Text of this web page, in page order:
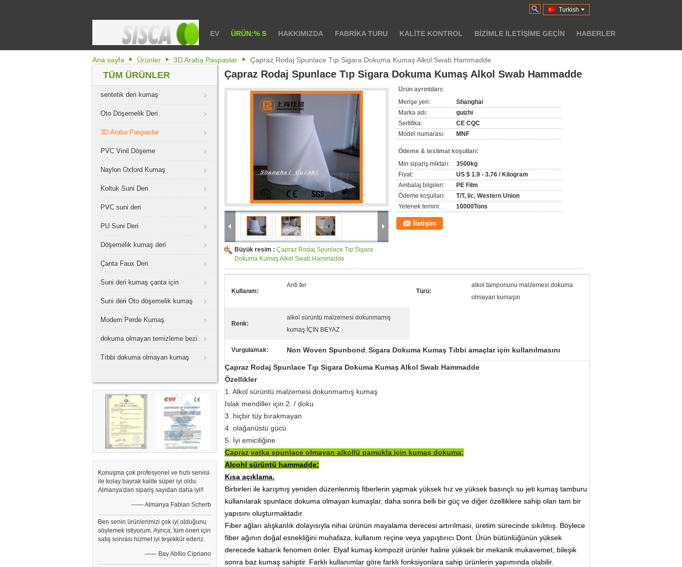
Turkish
EV ÜRÜN:% S HAKKIMIZDA FABRIKA TURU KALITE KONTROL BIZIMLE ILETIŞIME GEÇIN HABERLER
Ana sayfa Ürünler 3D Araba Paspaslar Çapraz Rodaj Spunlace Tıp Sigara Dokuma Kumaş Alkol Swab Hammadde
TÜM ÜRÜNLER
sentetik deri kumaş
Oto Döşemelik Deri
3D Araba Paspaslar
PVC Vinil Döşeme
Naylon Oxford Kumaş
Koltuk Suni Deri
PVC suni deri
PU Suni Deri
Döşemelik kumaş deri
Çanta Faux Deri
Suni deri kumaş çanta için
Suni deri Oto döşemelik kumaş
Modern Perde Kumaş
dokuma olmayan temizleme bezi
Tıbbi dokuma olmayan kumaş
Konuşma çok profesyonel ve hızlı servisi
ile kolay bayrak kalite süper iyi oldu.
Almanya'dan sipariş sayıdan daha iyi!!
—— Almanya Fabian Scherb
Ben senin ürünlerimizi çok iyi olduğunu
söylemek istiyorum. Ayrıca, tüm öneri için
satış sonrası hizmet iyi teşekkür ederiz.
—— Bay Abílio Cipriano
Çapraz Rodaj Spunlace Tıp Sigara Dokuma Kumaş Alkol Swab Hammadde
Büyük resim : Çapraz Rodaj Spunlace Tıp Sigara
Dokuma Kumaş Alkol Swab Hammadde
Ürün ayrıntıları:
Menşe yeri:
Shanghai
Marka adı:
guizhi
Sertifika:
CE CQC
Model numarası:
MNF
Ödeme & teslimat koşulları:
Min sipariş miktarı:
3500kg
Fiyat:
US $ 1.9 - 3.76 / Kilogram
Ambalaj bilgileri:
PE Film
Ödeme koşulları:
T/T, l/c, Western Union
Yetenek temini:
10000Tons
İletişim
Kullanım:
Anti-ter
Türü:
alkol tamponunu malzemesi dokuma
olmayan kumaşın
Renk:
alkol sürüntü malzemesi dokunmamış
kumaş İÇİN BEYAZ
Vurgulamak: Non Woven Spunbond, Sigara Dokuma Kumaş Tıbbi amaçlar için kullanılmasını
Çapraz Rodaj Spunlace Tıp Sigara Dokuma Kumaş Alkol Swab Hammadde
Özellikler
1. Alkol sürüntü malzemesi dokunmamış kumaş
Islak mendiller için 2. / doku
3. hiçbir tüy bırakmayan
4. olağanüstü gücü
5. İyi emiciliğine
Çapraz vatka spunlace olmayan alkollü pamukla için kumaş dokuma;
Alcohl sürüntü hammadde:
Kısa açıklama.
Birbirleri ile karışmış yeniden düzenlenmiş fiberlerin yapmak yüksek hız ve yüksek basınçlı su jeti kumaş tamburu
kullanılarak spunlace dokuma olmayan kumaşlar, daha sonra belli bir güç ve diğer özelliklere sahip olan tam bir
yapısını oluşturmaktadır.
Fiber ağları alışkanlık dolayısıyla nihai ürünün mayalama derecesi artırılması, üretim sürecinde sıkılmış. Böylece
fiber ağının doğal esnekliğini muhafaza, kullanım reçine veya yapıştırıcı Dont. Ürün bütünlüğünün yüksek
derecede kabarık fenomen önler. Elyaf kumaş kompozit ürünler haline yüksek bir mekanik mukavemet, bileşik
sonra baz kumaş sahiptir. Farklı kullanımlar göre farklı fonksiyonlara sahip ürünlerin yapımında olabilir.